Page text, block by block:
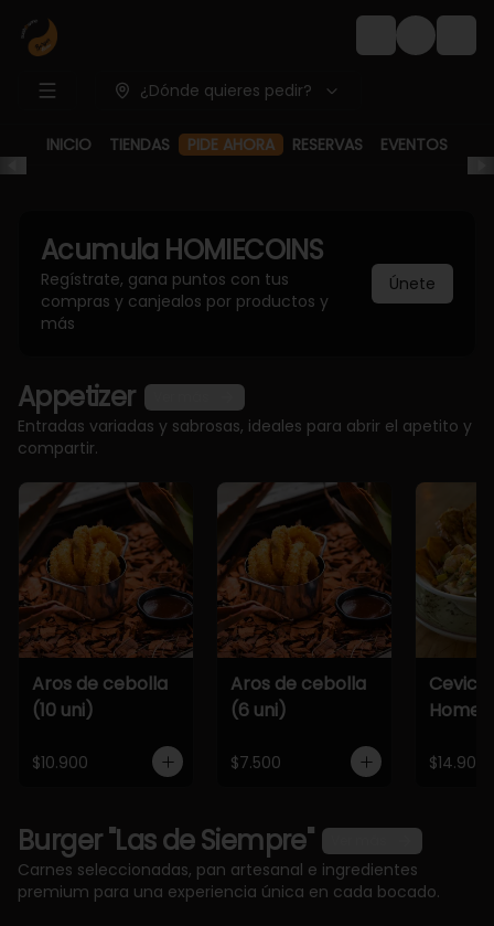
Login
¿Dónde quieres pedir?
INICIO TIENDAS
PIDE AHORA
RESERVAS EVENTOS
Acumula HOMIECOINS
Regístrate, gana puntos con tus
compras y canjealos por productos y
más
Únete
Appetizer
Entradas variadas y sabrosas, ideales para abrir el apetito y
compartir.
Aros de cebolla
(10 uni)
$10.900
Aros de cebolla
(6 uni)
$7.500
Home
$14.900
Burger "Las de Siempre"
Carnes seleccionadas, pan artesanal e ingredientes
premium para una experiencia única en cada bocado.